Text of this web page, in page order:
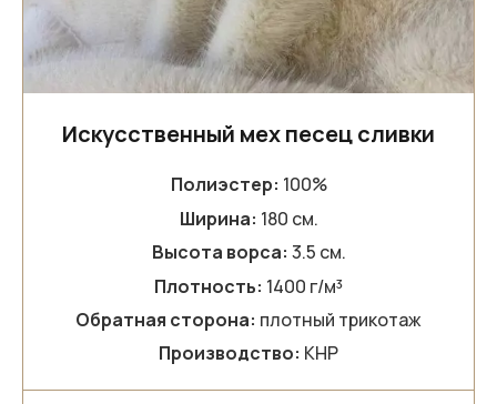
Искусственный мех песец сливки
Полиэстер: 100%
Ширина: 180 см.
Высота ворса: 3.5 см.
Плотность: 1400 г/м³
Обратная сторона: плотный трикотаж
Производство: КНР